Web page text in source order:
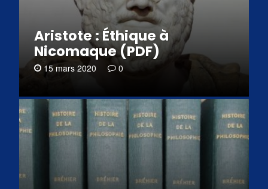
Aristote : Éthique à
Nicomaque (PDF)
15 mars 2020 0